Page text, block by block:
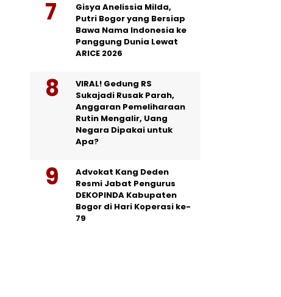
Gisya Anelissia Milda,
Putri Bogor yang Bersiap
Bawa Nama Indonesia ke
Panggung Dunia Lewat
ARICE 2026
VIRAL! Gedung RS
Sukajadi Rusak Parah,
Anggaran Pemeliharaan
Rutin Mengalir, Uang
Negara Dipakai untuk
Apa?
Advokat Kang Deden
Resmi Jabat Pengurus
DEKOPINDA Kabupaten
Bogor di Hari Koperasi ke-
79